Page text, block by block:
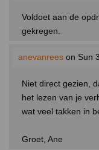
Voldoet aan de
gekregen.
anevanrees on Sun
Niet direct gezien,
het lezen van je
wat veel takken in
Groet, Ane